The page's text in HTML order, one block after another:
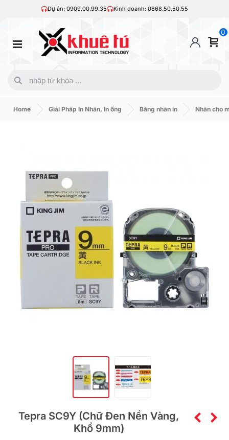
Dự án: 0909.00.99.35 Kinh doanh: 0868.50.50.55
0
Home Giải Pháp In Nhãn, In ống Băng nhãn in Nhãn cho
Tepra SC9Y (Chữ Đen Nền Vàng,
Khổ 9mm)